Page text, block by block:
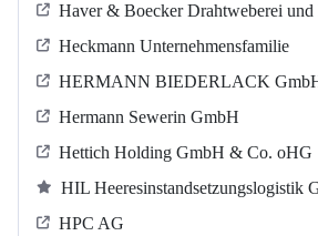
Haver & Boecker Drahtweberei
Heckmann Unternehmensfamilie
HERMANN BIEDERLACK
Hermann Sewerin GmbH
Hettich Holding GmbH & Co. oHG
HIL Heeresinstandsetzungslogistik
HPC AG